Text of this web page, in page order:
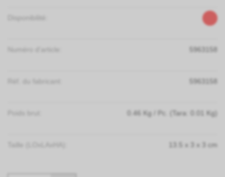
5963158
5963158
0.46 Kg / Pc. (Tara: 0.01 Kg)
x x cm